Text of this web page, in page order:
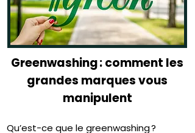
Greenwashing : comment les
grandes marques vous
manipulent
Qu’est-ce que le greenwashing ?